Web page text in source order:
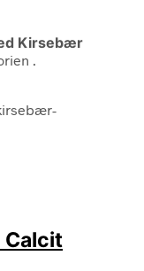
Kirsebær
.
Calcit